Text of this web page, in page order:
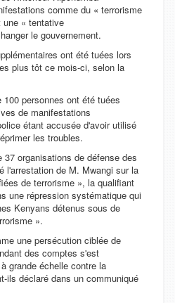
comme du « terrorisme
une « tentative
le gouvernement.
ont été tuées lors
plus tôt ce mois-ci, selon la
personnes ont été tuées
de manifestations
étant accusée d'avoir utilisé
les troubles.
37 organisations de défense des
l'arrestation de M. Mwangi sur la
de terrorisme », la qualifiant
une répression systématique qui
Kenyans détenus sous de
».
une persécution ciblée de
des comptes s'est
grande échelle contre la
ils déclaré dans un communiqué